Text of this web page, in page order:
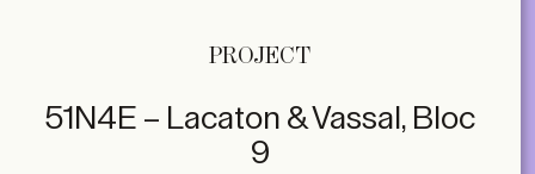
PROJECT
51N4E – Lacaton & Vassal, Bloc
9